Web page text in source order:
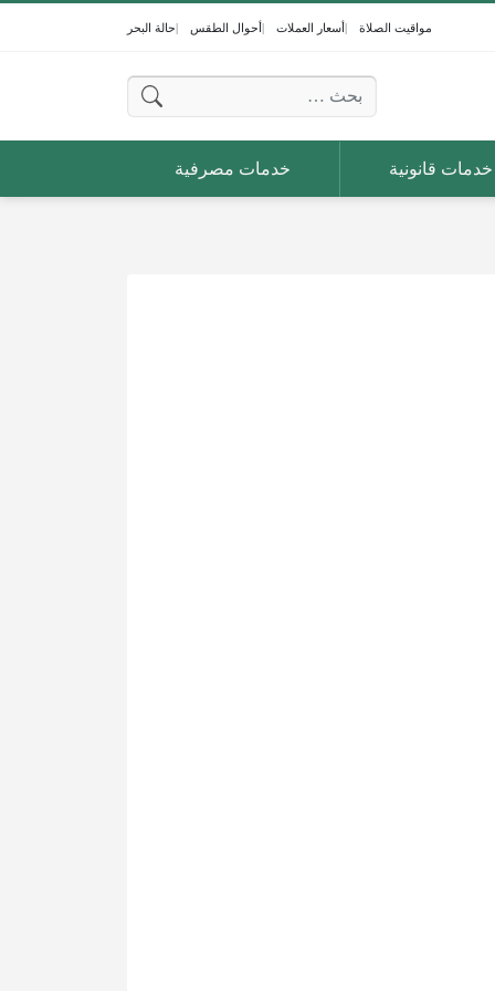
مواقيت الصلاة أسعار العملات أحوال الطقس حالة البحر
البحث عن:
خدمات قانونية خدمات مصرفية